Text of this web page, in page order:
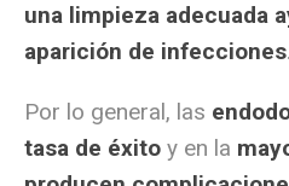
una limpieza adecuada
aparición de infecciones.
Por lo general, las
tasa de éxito y en la